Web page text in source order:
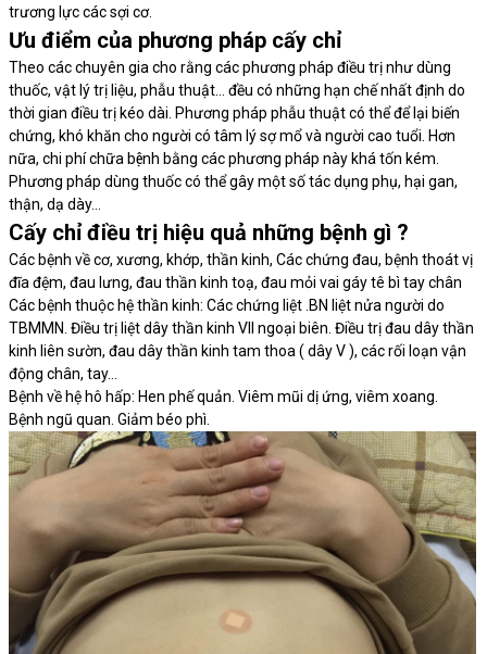
trương lực các sợi cơ.
Ưu điểm của phương pháp cấy chỉ
Theo các chuyên gia cho rằng các phương pháp điều trị như dùng
thuốc, vật lý trị liệu, phẫu thuật… đều có những hạn chế nhất định do
thời gian điều trị kéo dài. Phương pháp phẫu thuật có thể để lại biến
chứng, khó khăn cho người có tâm lý sợ mổ và người cao tuổi. Hơn
nữa, chi phí chữa bệnh bằng các phương pháp này khá tốn kém.
Phương pháp dùng thuốc có thể gây một số tác dụng phụ, hại gan,
thận, dạ dày…
Cấy chỉ điều trị hiệu quả những bệnh gì ?
Các bệnh về cơ, xương, khớp, thần kinh, Các chứng đau, bệnh thoát vị
đĩa đệm, đau lưng, đau thần kinh toạ, đau mỏi vai gáy tê bì tay chân
Các bệnh thuộc hệ thần kinh: Các chứng liệt .BN liệt nửa người do
TBMMN. Điều trị liệt dây thần kinh VII ngoại biên. Điều trị đau dây thần
kinh liên sườn, đau dây thần kinh tam thoa ( dây V ), các rối loạn vận
động chân, tay…
Bệnh về hệ hô hấp: Hen phế quản. Viêm mũi dị ứng, viêm xoang.
Bệnh ngũ quan. Giảm béo phì.